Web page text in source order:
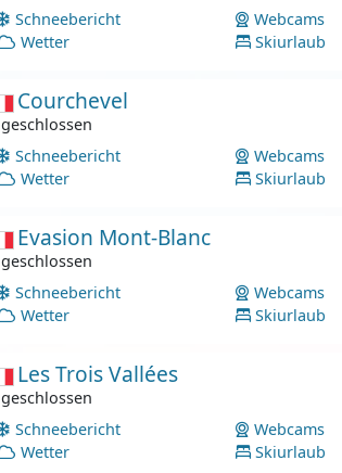
Schneebericht
Wetter
Webcams
Skiurlaub
Courchevel
geschlossen
Schneebericht
Wetter
Webcams
Skiurlaub
Evasion Mont-Blanc
geschlossen
Schneebericht
Wetter
Webcams
Skiurlaub
Les Trois Vallées
geschlossen
Schneebericht
Wetter
Webcams
Skiurlaub